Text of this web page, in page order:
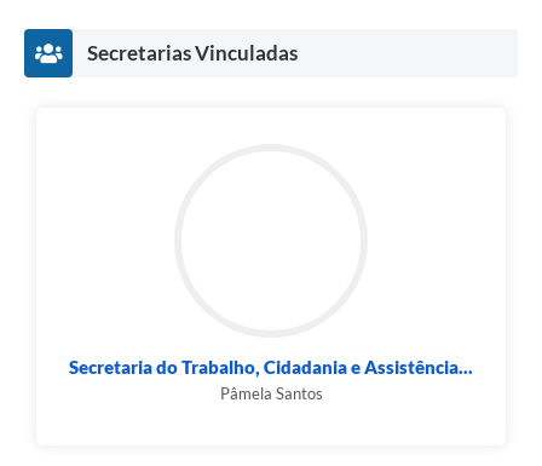
Secretarias Vinculadas
Secretaria do Trabalho, Cidadania e Assistência...
Pâmela Santos